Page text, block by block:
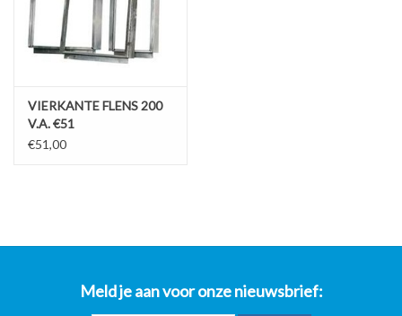
VIERKANTE FLENS 200
V.A. €51
€51,00
Meld je aan voor onze nieuwsbrief: